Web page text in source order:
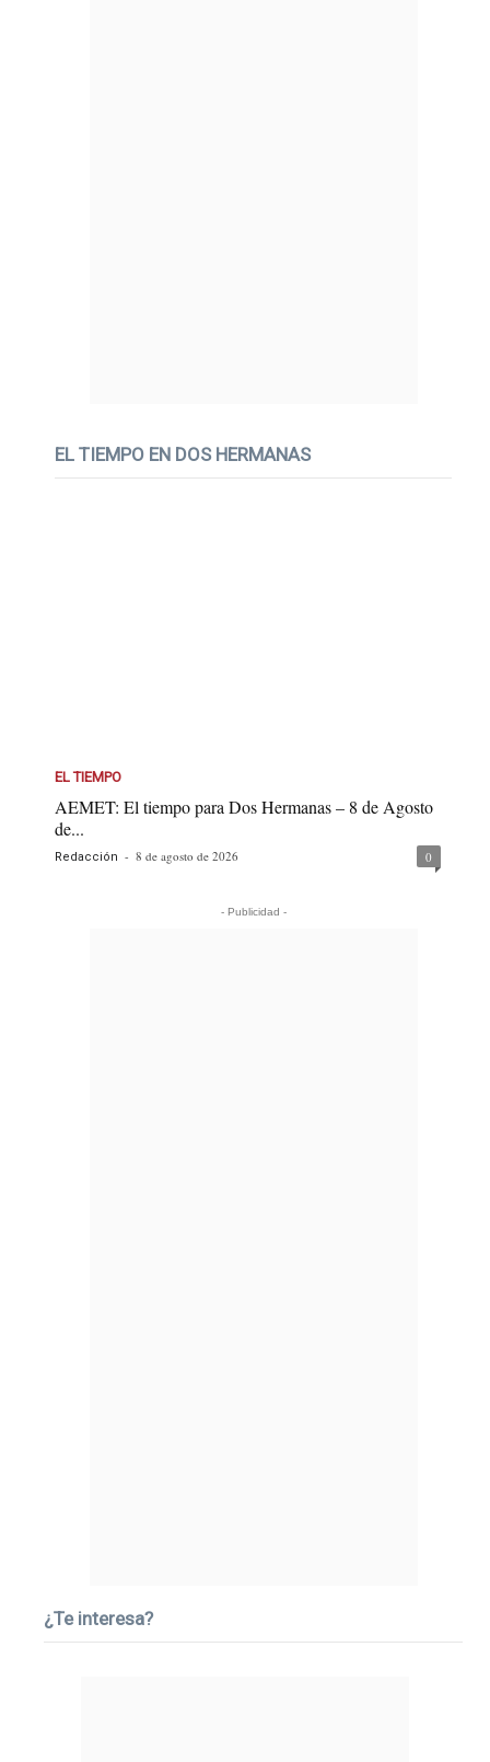
EL TIEMPO EN DOS HERMANAS
EL TIEMPO
AEMET: El tiempo para Dos Hermanas – 8 de Agosto
de...
Redacción - 8 de agosto de 2026 0
- Publicidad -
¿Te interesa?